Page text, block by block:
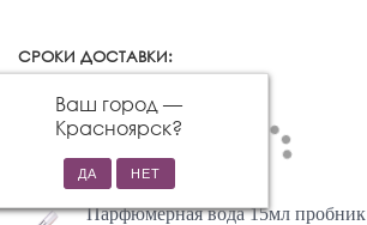
СРОКИ ДОСТАВКИ:
Ваш город —
Красноярск?
Парфюмерная вода 15мл пробник